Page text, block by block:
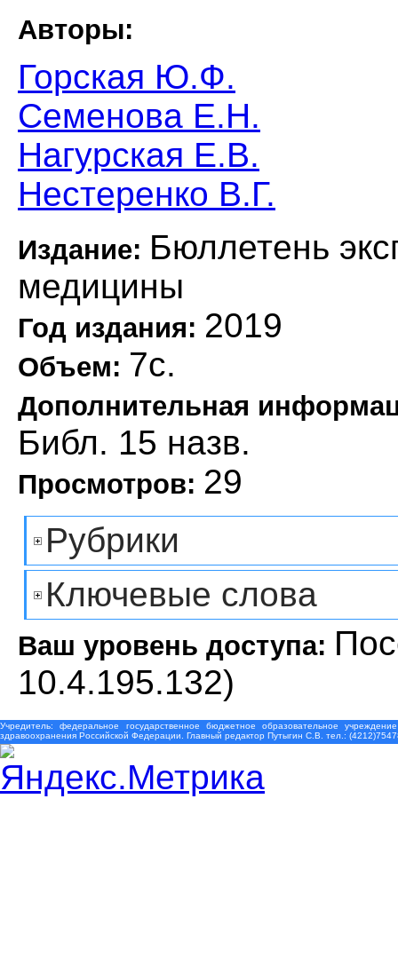
Авторы:
Горская Ю.Ф.
Семенова Е.Н.
Нагурская Е.В.
Нестеренко В.Г.
Издание: Бюллетень
медицины
Год издания: 2019
Объем: 7с.
Дополнительная
Библ. 15 назв.
Просмотров: 29
Рубрики
Ключевые слова
Ваш уровень доступа:
10.4.195.132)
Учредитель: федеральное государственное бюджетное образовательное
здравоохранения Российской Федерации. Главный редактор Путыгин С.В. тел.: